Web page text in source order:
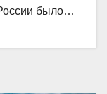
было…